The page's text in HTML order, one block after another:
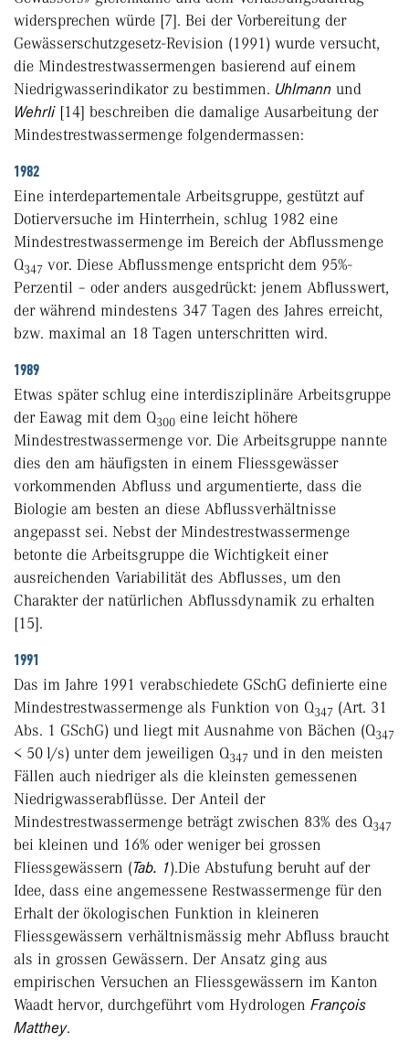
widersprechen würde [7]. Bei der Vorbereitung der
Gewässerschutzgesetz-Revision (1991) wurde versucht,
die Mindestrestwassermengen basierend auf einem
Niedrigwasserindikator zu bestimmen. Uhlmann und
Wehrli[14] beschreiben die damalige Ausarbeitung der
Mindestrestwassermenge folgendermassen:
1982
Eine interdepartementale Arbeitsgruppe, gestützt auf
Dotierversuche im Hinterrhein, schlug 1982 eine
Mindestrestwassermenge im Bereich der Abflussmenge
Q347 vor. Diese Abflussmenge entspricht dem 95%-
Perzentil – oder anders ausgedrückt: jenem Abflusswert,
der während mindestens 347 Tagen des Jahres erreicht,
bzw. maximal an 18 Tagen unterschritten wird.
1989
Etwas später schlug eine interdisziplinäre Arbeitsgruppe
der Eawag mit dem Q300 eine leicht höhere
Mindestrestwassermenge vor. Die Arbeitsgruppe nannte
dies den am häufigsten in einem Fliessgewässer
vorkommenden Abfluss und argumentierte, dass die
Biologie am besten an diese Abflussverhältnisse
angepasst sei. Nebst der Mindestrestwassermenge
betonte die Arbeitsgruppe die Wichtigkeit einer
ausreichenden Variabilität des Abflusses, um den
Charakter der natürlichen Abflussdynamik zu erhalten
[15].
1991
Das im Jahre 1991 verabschiedete GSchG definierte eine
Mindestrestwassermenge als Funktion von Q347 (Art. 31
Abs. 1 GSchG) und liegt mit Ausnahme von Bächen (Q347
< 50 l/s) unter dem jeweiligen Q347 und in den meisten
Fällen auch niedriger als die kleinsten gemessenen
Niedrigwasserabflüsse. Der Anteil der
Mindestrestwassermenge beträgt zwischen 83% des Q347
bei kleinen und 16% oder weniger bei grossen
Fliessgewässern (Tab. 1).Die Abstufung beruht auf der
Idee, dass eine angemessene Restwassermenge für den
Erhalt der ökologischen Funktion in kleineren
Fliessgewässern verhältnismässig mehr Abfluss braucht
als in grossen Gewässern. Der Ansatz ging aus
empirischen Versuchen an Fliessgewässern im Kanton
Waadt hervor, durchgeführt vom Hydrologen François
Matthey.